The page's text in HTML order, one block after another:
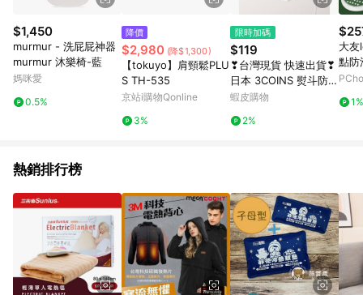
(6) 導購訂單已逾 365 天，根據台灣樂天回饋規定，逾期訂單將
不符合回饋資格。 (7) 若上述或其他原因，致使消費者無接收到
點數回饋或點數回饋有爭議，台灣樂天市場保有更改條款與法律
追訴之權利，活動詳情以樂天市場網站公告為準。
$1,450
murmur - 洗屁屁神器
murmur 沐樂椅-藍
媽咪愛
0.5%
降價
$2,980 (降$1,300)
【tokuyo】肩頸鬆PLU
S TH-535
京站i購物Qonline
3%
限時加碼
$119
❣︎台灣現貨 快速出貨❣︎
日本 3COINS 熨斗防燙
墊布 隔熱墊布 防極光
持墊布
蝦皮購物
2%
大
點防
透明
1%
熱銷排行榜